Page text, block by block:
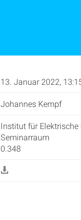
13. Januar 2022,
Johannes Kempf
Institut für
Seminarraum
0.348